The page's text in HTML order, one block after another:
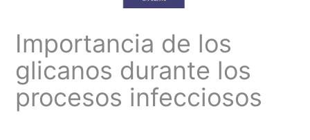
Importancia de los
glicanos durante los
procesos infecciosos